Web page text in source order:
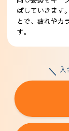
ばしていきます
とで、疲れやカ
す。